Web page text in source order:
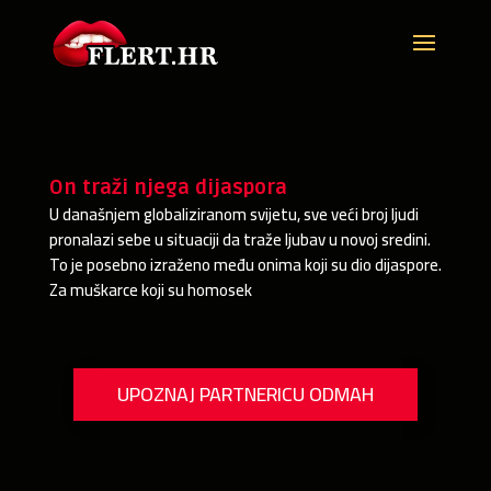
On traži njega dijaspora
U današnjem globaliziranom svijetu, sve veći broj ljudi
pronalazi sebe u situaciji da traže ljubav u novoj sredini.
To je posebno izraženo među onima koji su dio dijaspore.
Za muškarce koji su homosek
UPOZNAJ PARTNERICU ODMAH